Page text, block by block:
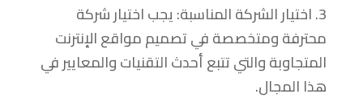
3. اختيار الشركة المناسبة: يجب اختيار شركة
محترفة ومتخصصة في تصميم مواقع الإنترنت
المتجاوبة والتي تتبع أحدث التقنيات والمعايير في
هذا المجال.